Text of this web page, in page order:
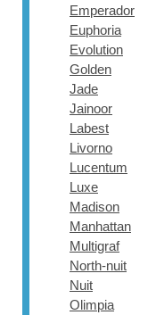
Emperador
Euphoria
Evolution
Golden
Jade
Jainoor
Labest
Livorno
Lucentum
Luxe
Madison
Manhattan
Multigraf
North-nuit
Nuit
Olimpia